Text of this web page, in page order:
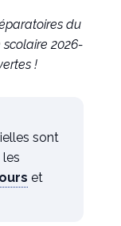
du
2026-
!
sont
et